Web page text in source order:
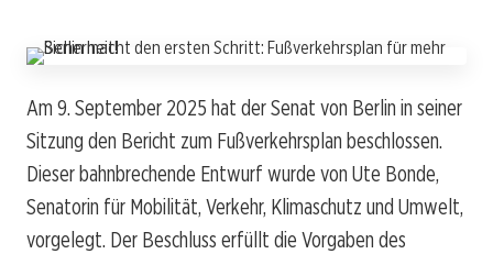
Am 9. September 2025 hat der Senat von Berlin in seiner
Sitzung den Bericht zum Fußverkehrsplan beschlossen.
Dieser bahnbrechende Entwurf wurde von Ute Bonde,
Senatorin für Mobilität, Verkehr, Klimaschutz und Umwelt,
vorgelegt. Der Beschluss erfüllt die Vorgaben des